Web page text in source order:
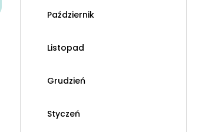
Październik
Listopad
Grudzień
Styczeń